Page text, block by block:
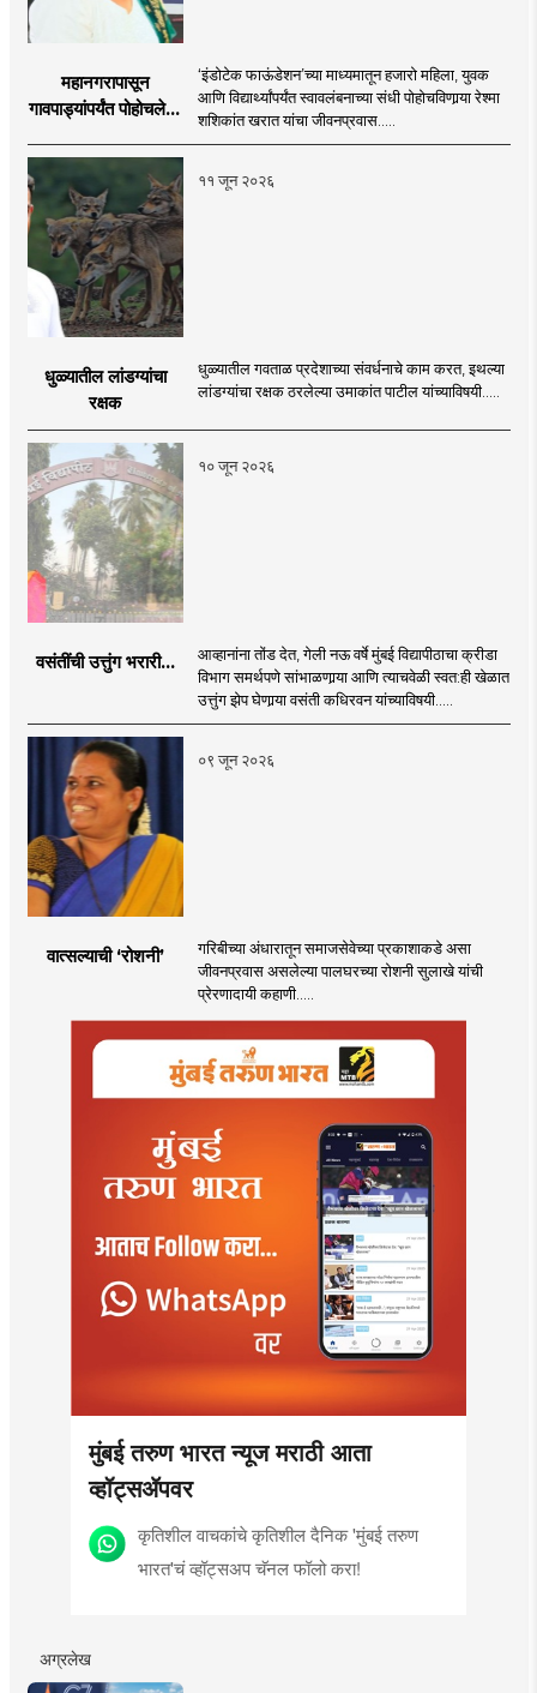
महानगरापासून
गावपाड्यांपर्यंत पोहोचलेली
‘इंडोटेक फाऊंडेशन’च्या माध्यमातून हजारो महिला, युवक
आणि विद्यार्थ्यांपर्यंत स्वावलंबनाच्या संधी पोहोचविणार्‍या रेश्मा
शशिकांत खरात यांचा जीवनप्रवास.....
११ जून २०२६
धुळ्यातील लांडग्यांचा
रक्षक
धुळ्यातील गवताळ प्रदेशाच्या संवर्धनाचे काम करत, इथल्या
लांडग्यांचा रक्षक ठरलेल्या उमाकांत पाटील यांच्याविषयी.....
१० जून २०२६
वसंतींची उत्तुंग भरारी...
आव्हानांना तोंड देत, गेली नऊ वर्षे मुंबई विद्यापीठाचा क्रीडा
विभाग समर्थपणे सांभाळणार्‍या आणि त्याचवेळी स्वत:ही खेळात
उत्तुंग झेप घेणार्‍या वसंती कधिरवन यांच्याविषयी.....
०९ जून २०२६
वात्सल्याची ‌‘रोशनी‌’
गरिबीच्या अंधारातून समाजसेवेच्या प्रकाशाकडे असा
जीवनप्रवास असलेल्या पालघरच्या रोशनी सुलाखे यांची
प्रेरणादायी कहाणी.....
मुंबई तरुण भारत न्यूज मराठी आता
व्हॉट्सॲपवर
कृतिशील वाचकांचे कृतिशील दैनिक 'मुंबई तरुण
भारत'चं व्हॉट्सअप चॅनल फॉलो करा!
अग्रलेख